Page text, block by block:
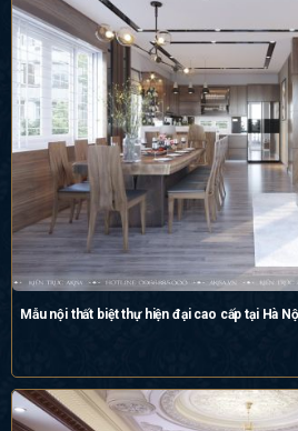
Mẫu nội thất biệt thự hiện đại cao cấp tại Hà